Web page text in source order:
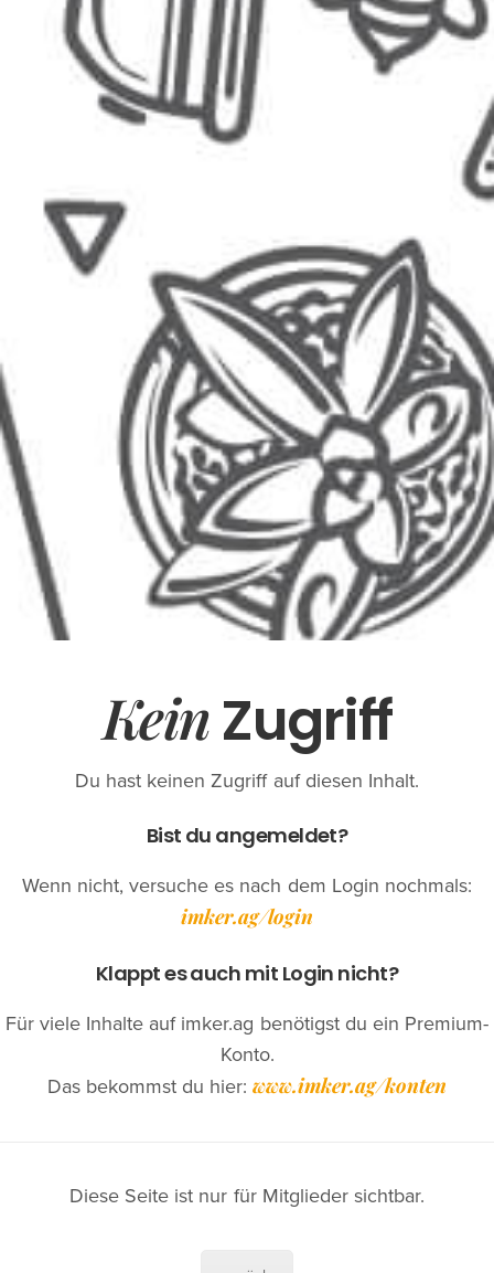
KeinZugriff
Du hast keinen Zugriff auf diesen Inhalt.
Bist du angemeldet?
Wenn nicht, versuche es nach dem Login nochmals:
imker.ag/login
Klappt es auch mit Login nicht?
Für viele Inhalte auf imker.ag benötigst du ein Premium-
Konto.
Das bekommst du hier: www.imker.ag/konten
Diese Seite ist nur für Mitglieder sichtbar.